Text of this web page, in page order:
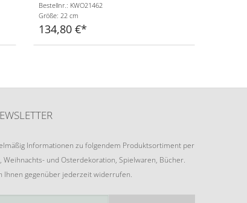
Bestellnr.: KWO21462
Größe: 22 cm
134,80 €
Informationen zu folgendem Produktsortiment per
und Osterdekoration, Spielwaren, Bücher.
Ihnen gegenüber jederzeit widerrufen.